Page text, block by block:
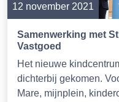
12 november 2021
Samenwerking met
Vastgoed
Het nieuwe
dichterbij gekomen.
Mare, mijnplein,